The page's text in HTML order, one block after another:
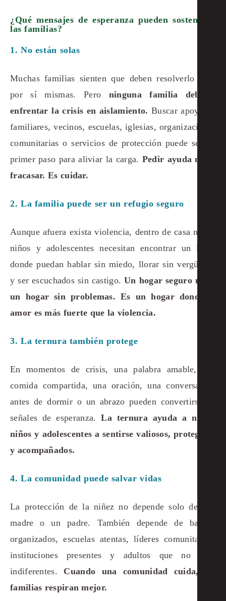
¿Qué mensajes de esperanza pueden sostener a
las familias?
1. No están solas
Muchas familias sienten que deben resolverlo todo
por sí mismas. Pero ninguna familia debería
enfrentar la crisis en aislamiento. Buscar apoyo en
familiares, vecinos, escuelas, iglesias, organizaciones
comunitarias o servicios de protección puede ser un
primer paso para aliviar la carga. Pedir ayuda no es
fracasar. Es cuidar.
2. La familia puede ser un refugio seguro
Aunque afuera exista violencia, dentro de casa niñas,
niños y adolescentes necesitan encontrar un lugar
donde puedan hablar sin miedo, llorar sin vergüenza
y ser escuchados sin castigo.Un hogar seguro no es
un hogar sin problemas. Es un hogar donde el
amor es más fuerte que la violencia.
3. La ternura también protege
En momentos de crisis, una palabra amable, una
comida compartida, una oración, una conversación
antes de dormir o un abrazo pueden convertirse en
señales de esperanza.La ternura ayuda a niñas,
niños y adolescentes a sentirse valiosos, protegidos
y acompañados.
4. La comunidad puede salvar vidas
La protección de la niñez no depende solo de una
madre o un padre. También depende de barrios
organizados, escuelas atentas, líderes comunitarios,
instituciones presentes y adultos que no sean
indiferentes. Cuando una comunidad cuida, las
familias respiran mejor.